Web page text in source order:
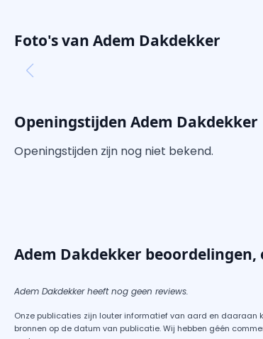
Foto's van Adem Dakdekker
Openingstijden Adem Dakdekker
Openingstijden zijn nog niet bekend.
Adem Dakdekker
Adem Dakdekker heeft nog geen reviews.
Onze publicaties zijn louter informatief van aard en daaraan
bronnen op de datum van publicatie. Wij hebben géén